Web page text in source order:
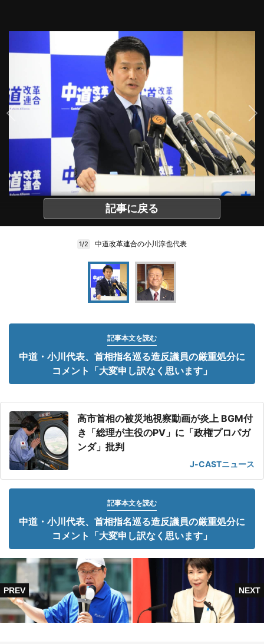
記事に戻る
1/2 中道改革連合の小川淳也代表
記事本文を読む
中道・小川代表、首相指名巡る造反議員の厳重処分に
コメント「大変申し訳なく思います」
高市首相の被災地視察動画が炎上 BGM付
き「総理が主役のPV」に「政権プロパガ
ンダ」批判
J-CASTニュース
記事本文を読む
中道・小川代表、首相指名巡る造反議員の厳重処分に
コメント「大変申し訳なく思います」